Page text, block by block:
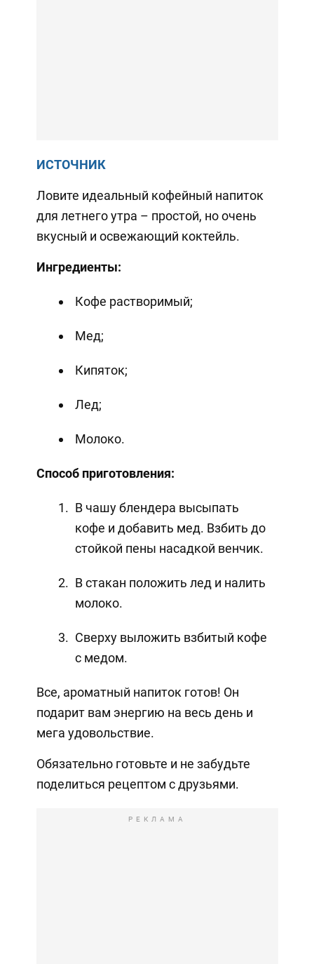
ИСТОЧНИК
Ловите идеальный кофейный напиток
для летнего утра – простой, но очень
вкусный и освежающий коктейль.
Ингредиенты:
Кофе растворимый;
Мед;
Кипяток;
Лед;
Молоко.
Способ приготовления:
В чашу блендера высыпать
кофе и добавить мед. Взбить до
стойкой пены насадкой венчик.
В стакан положить лед и налить
молоко.
Сверху выложить взбитый кофе
с медом.
Все, ароматный напиток готов! Он
подарит вам энергию на весь день и
мега удовольствие.
Обязательно готовьте и не забудьте
поделиться рецептом с друзьями.
РЕКЛАМА